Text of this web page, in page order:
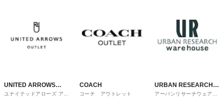
UNITED ARROWS
OUTLET
ユナイテッドアローズ アウ
COACH
コーチ アウトレット
URBAN RESEARCH
ware house
アーバンリサーチウェアハ